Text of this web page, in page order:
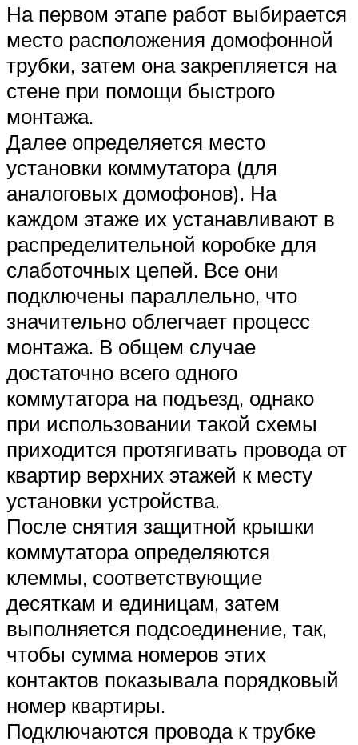
На первом этапе работ выбирается
место расположения домофонной
трубки, затем она закрепляется на
стене при помощи быстрого
монтажа.
Далее определяется место
установки коммутатора (для
аналоговых домофонов). На
каждом этаже их устанавливают в
распределительной коробке для
слаботочных цепей. Все они
подключены параллельно, что
значительно облегчает процесс
монтажа. В общем случае
достаточно всего одного
коммутатора на подъезд, однако
при использовании такой схемы
приходится протягивать провода от
квартир верхних этажей к месту
установки устройства.
После снятия защитной крышки
коммутатора определяются
клеммы, соответствующие
десяткам и единицам, затем
выполняется подсоединение, так,
чтобы сумма номеров этих
контактов показывала порядковый
номер квартиры.
Подключаются провода к трубке